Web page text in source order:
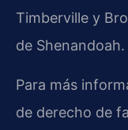
Timberville y
de Shenandoah.
Para más
de derecho de